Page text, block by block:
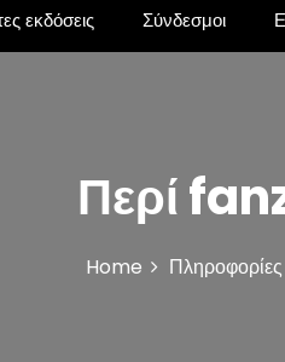
εκδόσεις Σύνδεσμοι
Περί
Home Πληροφορίες